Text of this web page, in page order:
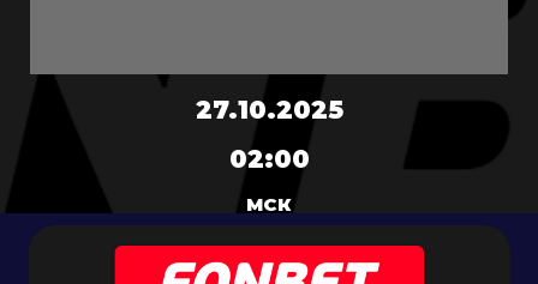
27.10.2025
02:00
МСК